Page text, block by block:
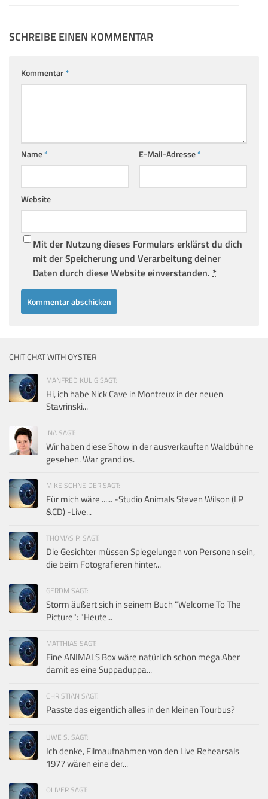
SCHREIBE EINEN KOMMENTAR
Kommentar*
Name* E-Mail-Adresse*
Website
Mit der Nutzung dieses Formulars erklärst du dich
mit der Speicherung und Verarbeitung deiner
Daten durch diese Website einverstanden. *
CHIT CHAT WITH OYSTER
MANFRED KULIG SAGT:
Hi, ich habe Nick Cave in Montreux in der neuen
Stavrinski...
INA SAGT:
Wir haben diese Show in der ausverkauften Waldbühne
gesehen. War grandios.
MIKE SCHNEIDER SAGT:
Für mich wäre ...... -Studio Animals Steven Wilson (LP
&CD) -Live...
THOMAS P. SAGT:
Die Gesichter müssen Spiegelungen von Personen sein,
die beim Fotografieren hinter...
GERDM SAGT:
Storm äußert sich in seinem Buch "Welcome To The
Picture": "Heute...
MATTHIAS SAGT:
Eine ANIMALS Box wäre natürlich schon mega.Aber
damit es eine Suppaduppa...
CHRISTIAN SAGT:
Passte das eigentlich alles in den kleinen Tourbus?
UWE S. SAGT:
Ich denke, Filmaufnahmen von den Live Rehearsals
1977 wären eine der...
OLIVER SAGT: